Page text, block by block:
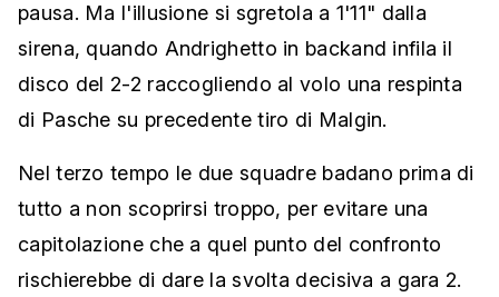
pausa. Ma l'illusione si sgretola a 1'11" dalla
sirena, quando Andrighetto in backand infila il
disco del 2-2 raccogliendo al volo una respinta
di Pasche su precedente tiro di Malgin.
Nel terzo tempo le due squadre badano prima di
tutto a non scoprirsi troppo, per evitare una
capitolazione che a quel punto del confronto
rischierebbe di dare la svolta decisiva a gara 2.